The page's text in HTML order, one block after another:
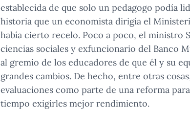
establecida de que solo un pedagogo podía
historia que un economista dirigía el
había cierto recelo. Poco a poco, el ministro
ciencias sociales y exfuncionario del Banco
al gremio de los educadores de que él y su
grandes cambios. De hecho, entre otras
evaluaciones como parte de una reforma
tiempo exigirles mejor rendimiento.